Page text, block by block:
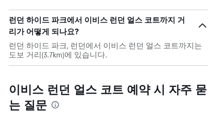
런던 하이드 파크에서 이비스 런던 얼스 코트까지 거
리가 어떻게 되나요?
런던 하이드 파크, 런던에서 이비스 런던 얼스 코트까지는
도보 거리(3.7km)에 있습니다.
이비스 런던 얼스 코트 예약 시 자주 묻
는 질문